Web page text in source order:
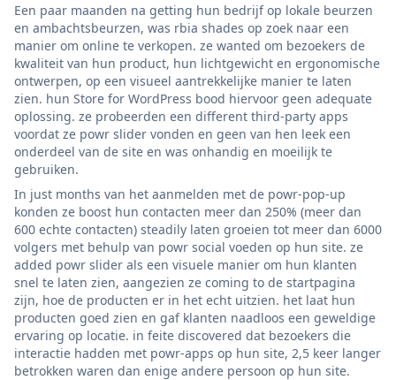
Een paar maanden na getting hun bedrijf op lokale beurzen
en ambachtsbeurzen, was rbia shades op zoek naar een
manier om online te verkopen. ze wanted om bezoekers de
kwaliteit van hun product, hun lichtgewicht en ergonomische
ontwerpen, op een visueel aantrekkelijke manier te laten
zien. hun Store for WordPress bood hiervoor geen adequate
oplossing. ze probeerden een different third-party apps
voordat ze powr slider vonden en geen van hen leek een
onderdeel van de site en was onhandig en moeilijk te
gebruiken.
In just months van het aanmelden met de powr-pop-up
konden ze boost hun contacten meer dan 250% (meer dan
600 echte contacten) steadily laten groeien tot meer dan 6000
volgers met behulp van powr social voeden op hun site. ze
added powr slider als een visuele manier om hun klanten
snel te laten zien, aangezien ze coming to de startpagina
zijn, hoe de producten er in het echt uitzien. het laat hun
producten goed zien en gaf klanten naadloos een geweldige
ervaring op locatie. in feite discovered dat bezoekers die
interactie hadden met powr-apps op hun site, 2,5 keer langer
betrokken waren dan enige andere persoon op hun site.